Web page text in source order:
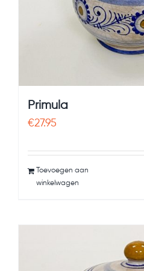
Primula
€27.95
Toevoegen aan
winkelwagen